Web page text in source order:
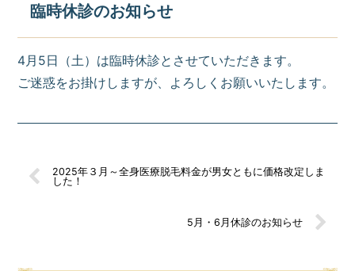
臨時休診のお知らせ
4月5日（土）は臨時休診とさせていただきます。
ご迷惑をお掛けしますが、よろしくお願いいたします。
2025年３月～全身医療脱毛料金が男女ともに価格改定しま
した！
5月・6月休診のお知らせ